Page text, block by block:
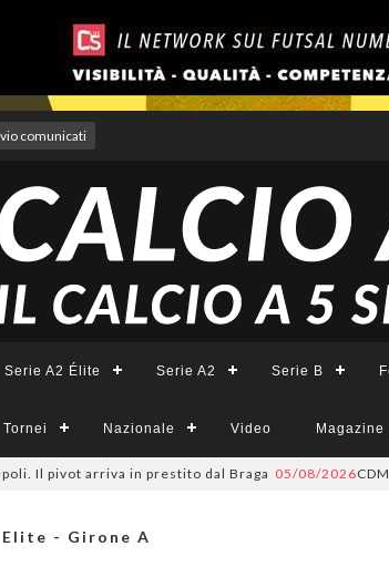
comunicati
Serie A2 Élite Serie A2 Serie B
Tornei Nazionale Video Magazine
pivot arriva in prestito dal Braga 05/08/2026CDM nel
- Girone A